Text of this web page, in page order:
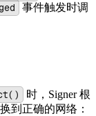
事件触发时调
时，Signer 根
到正确的网络：